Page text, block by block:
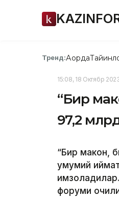
Тренд:Ақорда
15:08, 18 Октябр
“Бир
97,2
“Бир макон,
умумий
форуми